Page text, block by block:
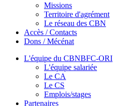
Missions
Territoire d'agrément
Le réseau des CBN
Accès / Contacts
Dons / Mécénat
L'équipe du CBNBFC-ORI
L'équipe salariée
Le CA
Le CS
Emplois/stages
Partenaires